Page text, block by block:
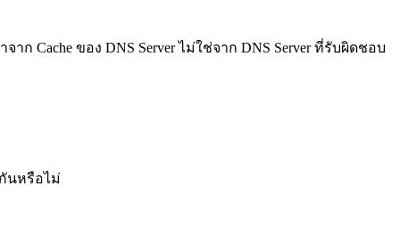
ก Cache ของ DNS Server ไม่ใช่จาก DNS Server ที่รับผิดชอบ
นหรือไม่